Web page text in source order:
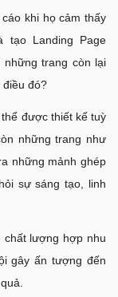
khi họ cảm thấy
tạo Landing Page
trang còn lại
điều đó?
được thiết kế tuỳ
những trang như
những mảnh ghép
sự sáng tạo, linh
chất lượng hợp nhu
gây ấn tượng đến